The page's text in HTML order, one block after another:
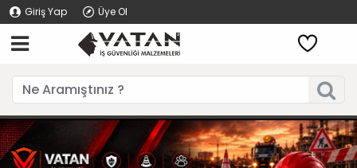
Giriş Yap Üye Ol